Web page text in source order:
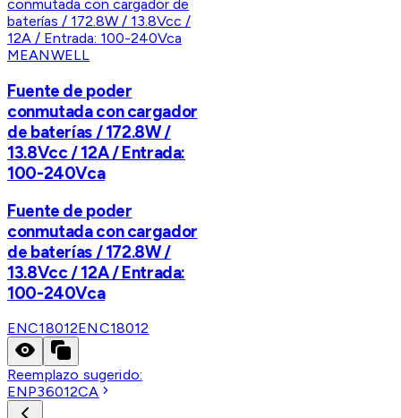
MEANWELL
Fuente de poder
conmutada con cargador
de baterías / 172.8W /
13.8Vcc / 12A / Entrada:
100-240Vca
Fuente de poder
conmutada con cargador
de baterías / 172.8W /
13.8Vcc / 12A / Entrada:
100-240Vca
ENC18012ENC18012
Reemplazo sugerido:
ENP36012CA